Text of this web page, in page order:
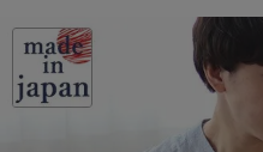
マタニティ
パジャマ
そ
ィース
パジャマ
お支払い・送料・配送
について
返品・